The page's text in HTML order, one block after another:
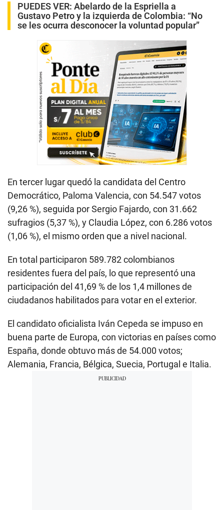
PUEDES VER: Abelardo de la Espriella a
Gustavo Petro y la izquierda de Colombia: “No
se les ocurra desconocer la voluntad popular”
En tercer lugar quedó la candidata del Centro
Democrático, Paloma Valencia, con 54.547 votos
(9,26 %), seguida por Sergio Fajardo, con 31.662
sufragios (5,37 %), y Claudia López, con 6.286 votos
(1,06 %), el mismo orden que a nivel nacional.
En total participaron 589.782 colombianos
residentes fuera del país, lo que representó una
participación del 41,69 % de los 1,4 millones de
ciudadanos habilitados para votar en el exterior.
El candidato oficialista Iván Cepeda se impuso en
buena parte de Europa, con victorias en países como
España, donde obtuvo más de 54.000 votos;
Alemania, Francia, Bélgica, Suecia, Portugal e Italia.